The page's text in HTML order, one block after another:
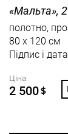
«Мальта»,
полотно,
80 x 120 см
Підпис і
Ціна:
2 500$